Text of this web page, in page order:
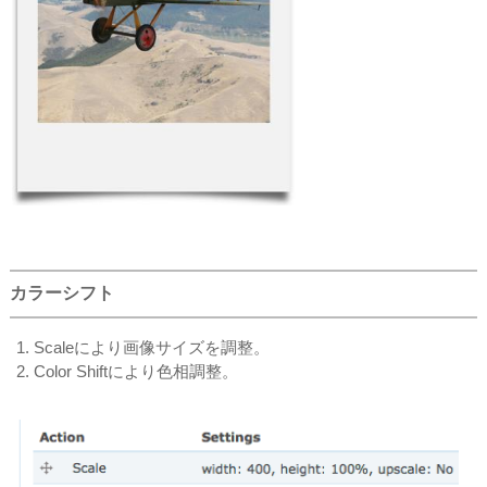
カラーシフト
Scaleにより画像サイズを調整。
Color Shiftにより色相調整。